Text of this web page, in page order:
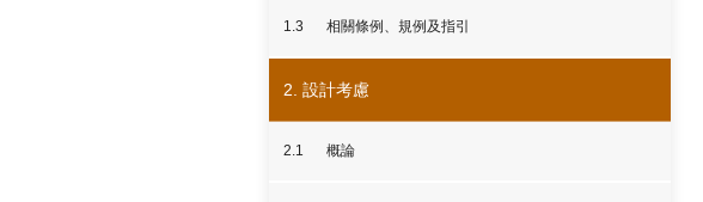
1.3 相關條例、規例及指引
2. 設計考慮
2.1 概論